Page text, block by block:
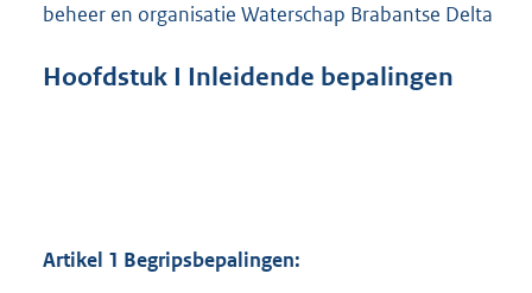
beheer en organisatie Waterschap Brabantse Delta
Hoofdstuk I Inleidende bepalingen
Artikel 1 Begripsbepalingen: